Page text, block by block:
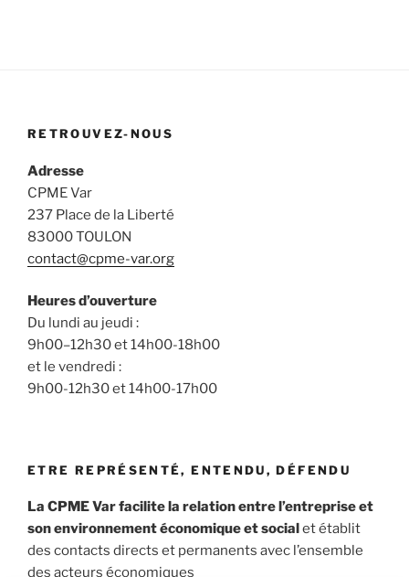
RETROUVEZ-NOUS
Adresse
CPME Var
237 Place de la Liberté
83000 TOULON
contact@cpme-var.org
Heures d’ouverture
Du lundi au jeudi :
9h00–12h30 et 14h00-18h00
et le vendredi :
9h00-12h30 et 14h00-17h00
ETRE REPRÉSENTÉ, ENTENDU, DÉFENDU
La CPME Var facilite la relation entre l’entreprise et
son environnement économique et socialet établit
des contacts directs et permanents avec l’ensemble
des acteurs économiques